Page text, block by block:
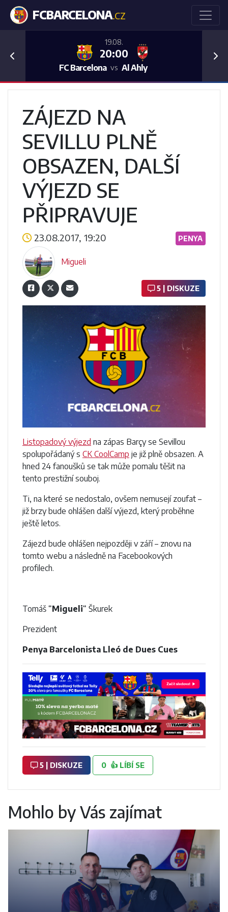
FCBARCELONA.CZ
19.08.
20:00
FC Barcelona vs Al Ahly
Previous
ZÁJEZD NA
SEVILLU PLNĚ
OBSAZEN, DALŠÍ
VÝJEZD SE
PŘIPRAVUJE
23.08.2017, 19:20 PENYA
Migueli
5 | DISKUZE
Listopadový výjezd na zápas Barçy se Sevillou
spolupořádaný s CK CoolCamp je již plně obsazen. A
hned 24 fanoušků se tak může pomalu těšit na
tento prestižní souboj.
Ti, na které se nedostalo, ovšem nemusejí zoufat –
již brzy bude ohlášen další výjezd, který proběhne
ještě letos.
Zájezd bude ohlášen nejpozději v září – znovu na
tomto webu a následně na Facebookových
profilech.
Tomáš “Migueli“ Škurek
Prezident
Penya Barcelonista Lleó de Dues Cues
5 | DISKUZE 0 👍 LÍBÍ SE
Mohlo by Vás zajímat